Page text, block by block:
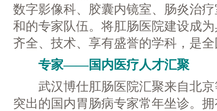
数字影像科、胶囊内镜室、肠炎治
和的专家队伍。将肛肠医院建设成
齐全、技术、享有盛誉的学科，是
专家——国内医疗人才汇聚
武汉博仕肛肠医院汇聚来自北京
突出的国内胃肠病专家常年坐诊。